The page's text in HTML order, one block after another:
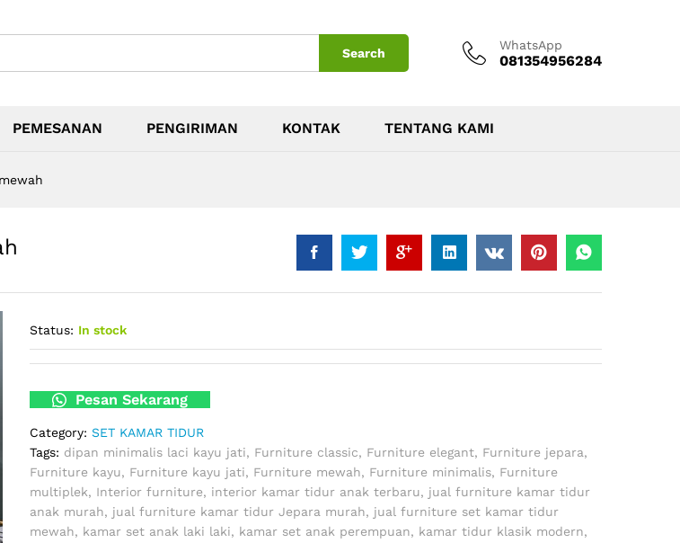
Search
WhatsApp
081354956284
PEMESANAN PENGIRIMAN KONTAK TENTANG KAMI
Status: In stock
Pesan Sekarang
Category:SET KAMAR TIDUR
Tags: dipan minimalis laci kayu jati, Furniture classic, Furniture elegant, Furniture jepara,
Furniture kayu, Furniture kayu jati, Furniture mewah, Furniture minimalis, Furniture
multiplek, Interior furniture, interior kamar tidur anak terbaru, jual furniture kamar tidur
anak murah, jual furniture kamar tidur Jepara murah, jual furniture set kamar tidur
mewah, kamar set anak laki laki, kamar set anak perempuan, kamar tidur klasik modern,